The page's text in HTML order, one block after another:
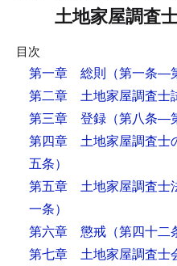
土地家屋調査
目次
第一章 総則 （第一条―
第二章 土地家屋調査士
第三章 登録 （第八条―
第四章 土地家屋調査士
五条）
第五章 土地家屋調査士
一条）
第六章 懲戒 （第四十
第七章 土地家屋調査士